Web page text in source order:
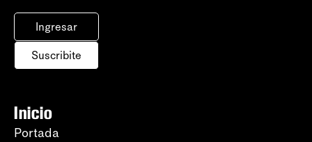
Ingresar
Suscribite
Inicio
Portada